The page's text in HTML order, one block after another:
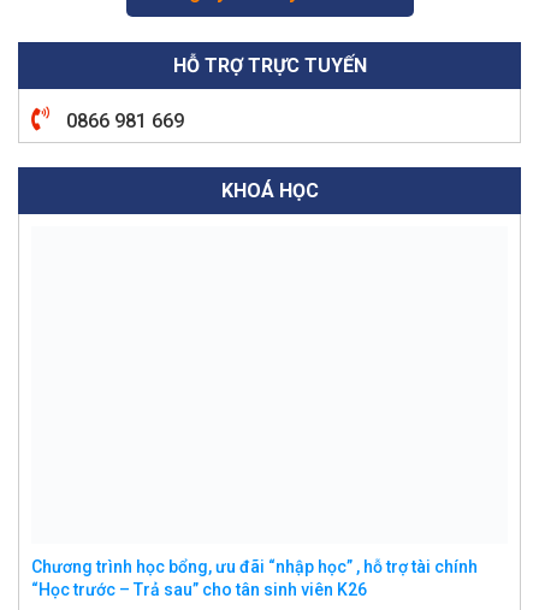
HỖ TRỢ TRỰC TUYẾN
0866 981 669
KHOÁ HỌC
Chương trình học bổng, ưu đãi “nhập học” , hỗ trợ tài chính
“Học trước – Trả sau” cho tân sinh viên K26